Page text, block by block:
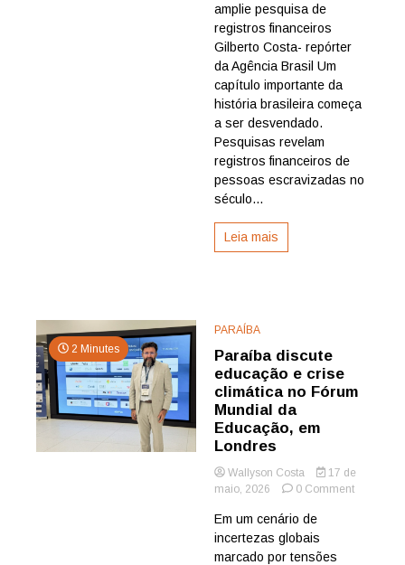
amplie pesquisa de
registros financeiros
Gilberto Costa- repórter
da Agência Brasil Um
capítulo importante da
história brasileira começa
a ser desvendado.
Pesquisas revelam
registros financeiros de
pessoas escravizadas no
século...
Leia mais
2 Minutes
PARAÍBA
Paraíba discute
educação e crise
climática no Fórum
Mundial da
Educação, em
Londres
Wallyson Costa
17 de
maio, 2026
0 Commenton
Em um cenário de
incertezas globais
marcado por tensões